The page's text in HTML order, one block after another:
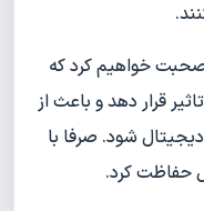
صحبت خواهیم کرد که
قرار دهد و باعث از
شود. صرفا با
حفاظت کرد.